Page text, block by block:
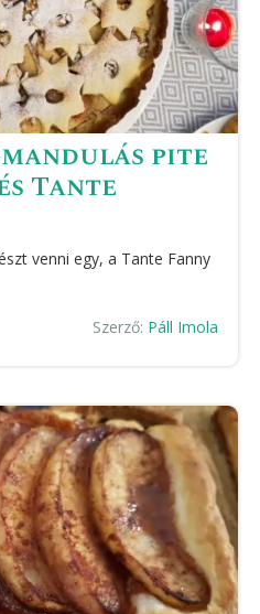
pite
Tante
venni egy, a Tante Fanny
Szerző: Páll Imola